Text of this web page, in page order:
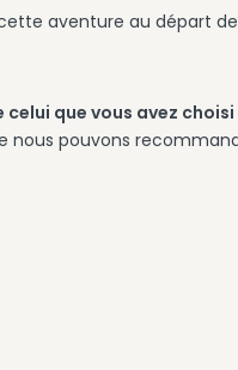
aventure au départ
celui que vous avez
nous pouvons